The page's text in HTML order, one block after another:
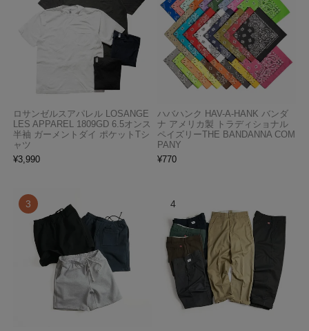
ロサンゼルスアパレル LOSANGE
LES APPAREL 1809GD 6.5オンス
半袖 ガーメントダイ ポケットTシ
ャツ
¥3,990
ハバハンク HAV-A-HANK バンダ
ナ アメリカ製 トラディショナル
ペイズリーTHE BANDANNA COM
PANY
¥770